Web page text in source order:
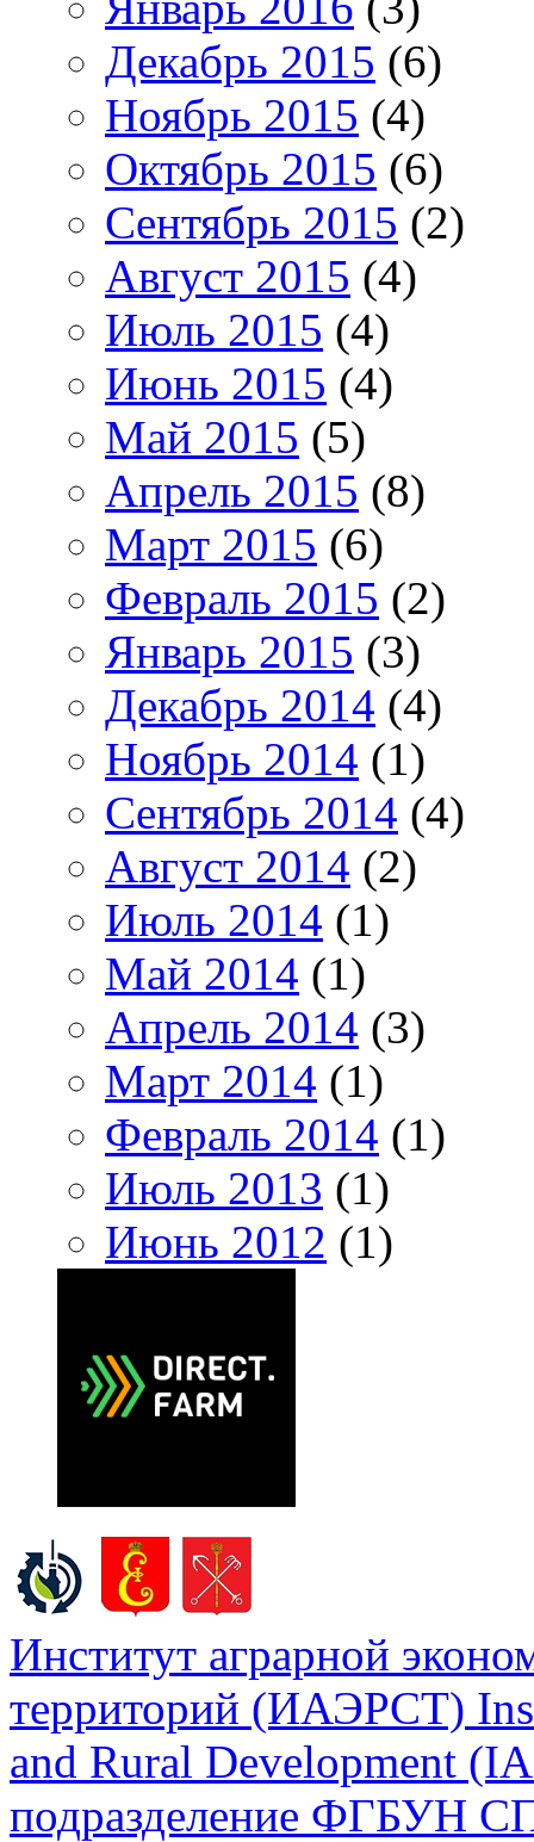
Декабрь 2015 (6)
Ноябрь 2015 (4)
Октябрь 2015 (6)
Сентябрь 2015 (2)
Август 2015 (4)
Июль 2015 (4)
Июнь 2015 (4)
Май 2015 (5)
Апрель 2015 (8)
Март 2015 (6)
Февраль 2015 (2)
Январь 2015 (3)
Декабрь 2014 (4)
Ноябрь 2014 (1)
Сентябрь 2014 (4)
Август 2014 (2)
Июль 2014 (1)
Май 2014 (1)
Апрель 2014 (3)
Март 2014 (1)
Февраль 2014 (1)
Июль 2013 (1)
Июнь 2012 (1)
Институт аграрной
территорий (ИАЭРСТ)
and Rural Development
подразделение ФГБУН